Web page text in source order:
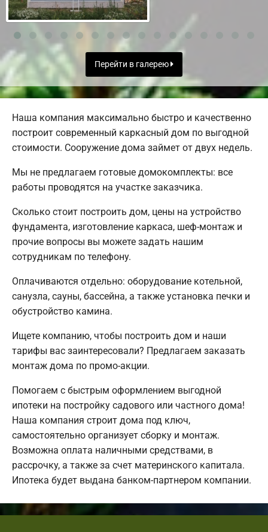
Перейти в галерею
Наша компания максимально быстро и качественно
построит современный каркасный дом по выгодной
стоимости. Сооружение дома займет от двух недель.
Мы не предлагаем готовые домокомплекты: все
работы проводятся на участке заказчика.
Сколько стоит построить дом, цены на устройство
фундамента, изготовление каркаса, шеф-монтаж и
прочие вопросы вы можете задать нашим
сотрудникам по телефону.
Оплачиваются отдельно: оборудование котельной,
санузла, сауны, бассейна, а также установка печки и
обустройство камина.
Ищете компанию, чтобы построить дом и наши
тарифы вас заинтересовали? Предлагаем заказать
монтаж дома по промо-акции.
Помогаем с быстрым оформлением выгодной
ипотеки на постройку садового или частного дома!
Наша компания строит дома под ключ,
самостоятельно организует сборку и монтаж.
Возможна оплата наличными средствами, в
рассрочку, а также за счет материнского капитала.
Ипотека будет выдана банком-партнером компании.